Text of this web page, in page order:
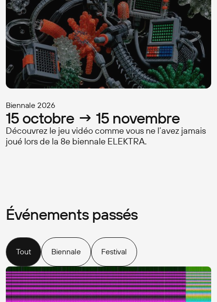
F(R)ICTION : art et jeux
Programmation
Biennale 2026
15 octobre → 15 novembre
Découvrez le jeu vidéo comme vous ne l’avez jamais
joué lors de la 8e biennale ELEKTRA.
Événements passés
Tout Biennale Festival